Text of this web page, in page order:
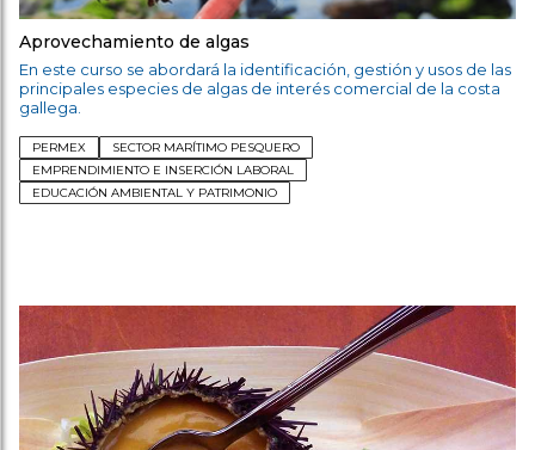
Aprovechamiento de algas
En este curso se abordará la identificación, gestión y usos de las
principales especies de algas de interés comercial de la costa
gallega.
PERMEX
SECTOR MARÍTIMO PESQUERO
EMPRENDIMIENTO E INSERCIÓN LABORAL
EDUCACIÓN AMBIENTAL Y PATRIMONIO